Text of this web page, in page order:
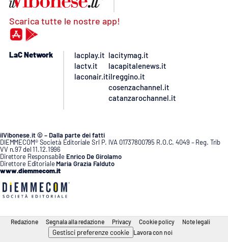
Scarica tutte le nostre app!
LaC Network
lacplay.it
lactv.it
laconair.it
lacitymag.it
lacapitalenews.it
ilreggino.it
cosenzachannel.it
catanzarochannel.it
ilVibonese.it © – Dalla parte dei fatti
DIEMMECOM® Società Editoriale Srl P. IVA 01737800795 R.O.C. 4049 – Reg. Trib
VV n.97 del 11.12.1996
Direttore Responsabile Enrico De Girolamo
Direttore Editoriale Maria Grazia Falduto
www.diemmecom.it
Redazione Segnala alla redazione Privacy Cookie policy Note legali
Gestisci preferenze cookie Lavora con noi